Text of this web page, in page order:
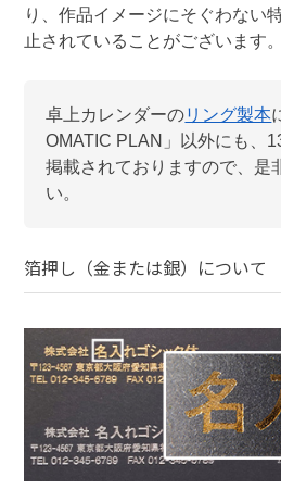
り、作品イメージにそぐわない
止されていることがございます
卓上カレンダーのリング製本
OMATIC PLAN 」以外にも、
掲載されておりますので、是
い。
箔押し（金または銀） について